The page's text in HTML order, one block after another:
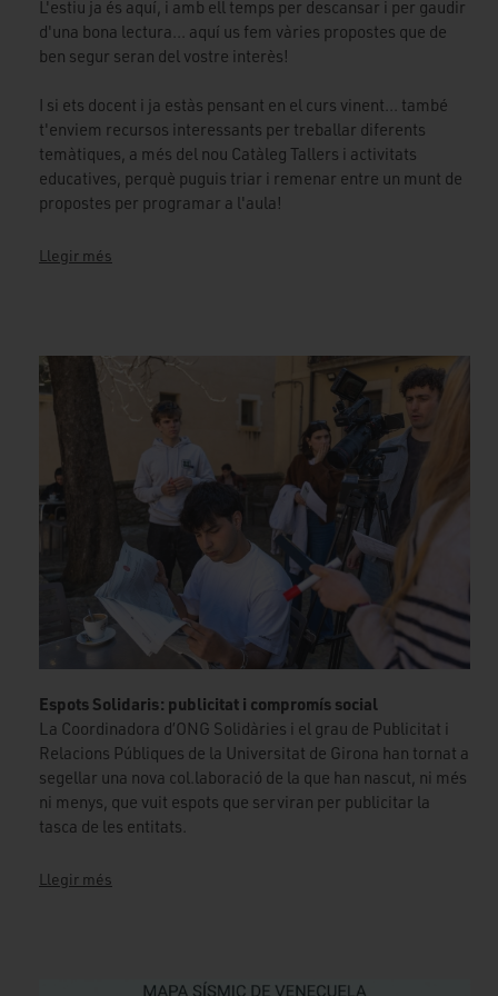
L'estiu ja és aquí, i amb ell temps per descansar i per gaudir
d'una bona lectura... aquí us fem vàries propostes que de
ben segur seran del vostre interès!
I si ets docent i ja estàs pensant en el curs vinent... també
t'enviem recursos interessants per treballar diferents
temàtiques, a més del nou Catàleg Tallers i activitats
educatives, perquè puguis triar i remenar entre un munt de
propostes per programar a l'aula!
Llegir més
Espots Solidaris: publicitat i compromís social
La Coordinadora d’ONG Solidàries i el grau de Publicitat i
Relacions Públiques de la Universitat de Girona han tornat a
segellar una nova col.laboració de la que han nascut, ni més
ni menys, que vuit espots que serviran per publicitar la
tasca de les entitats.
Llegir més